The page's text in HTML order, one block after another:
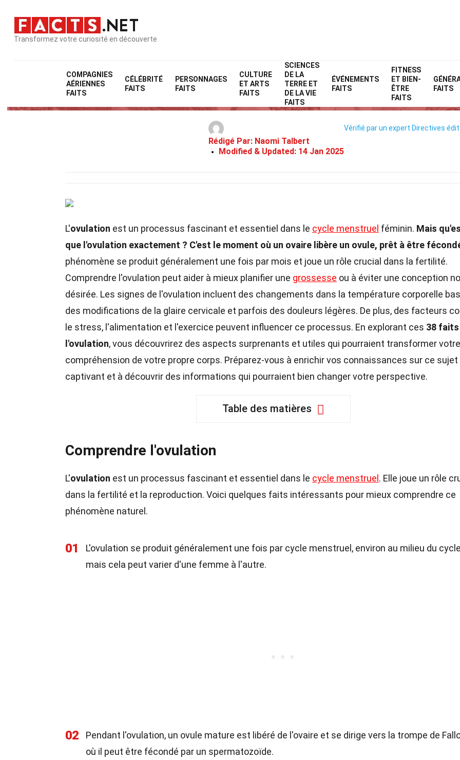
Transformez votre curiosité en découverte
COMPAGNIES
AÉRIENNES
FAITS
CÉLÉBRITÉ
FAITS
PERSONNAGES
FAITS
CULTURE
ET ARTS
FAITS
SCIENCES
DE LA
TERRE ET
DE LA VIE
FAITS
ÉVÉNEMENTS
FAITS
FITNESS
ET BIEN-
ÊTRE
FAITS
FAITS
Home
38 Faits Sur Ovulation
Rédigé Par: Naomi Talbert
Modified & Updated: 14 Jan 2025
Vérifié par un expert Directives
L'ovulation est un processus fascinant et essentiel dans le cycle menstruel féminin. Mais
que l'ovulation exactement ? C'est le moment où un ovaire libère un ovule, prêt à être
phénomène se produit généralement une fois par mois et joue un rôle crucial dans la fertilité.
Comprendre l'ovulation peut aider à mieux planifier une grossesse ou à éviter une conception
désirée. Les signes de l'ovulation incluent des changements dans la température corporelle
des modifications de la glaire cervicale et parfois des douleurs légères. De plus, des facteurs
le stress, l'alimentation et l'exercice peuvent influencer ce processus. En explorant ces 38
l'ovulation, vous découvrirez des aspects surprenants et utiles qui pourraient transformer votre
compréhension de votre propre corps. Préparez-vous à enrichir vos connaissances sur ce sujet
captivant et à découvrir des informations qui pourraient bien changer votre perspective.
Table des matières
Comprendre l'ovulation
L'ovulation est un processus fascinant et essentiel dans le cycle menstruel . Elle joue un rôle
dans la fertilité et la reproduction. Voici quelques faits intéressants pour mieux comprendre ce
phénomène naturel.
01
L'ovulation se produit généralement une fois par cycle menstruel, environ au milieu du
mais cela peut varier d'une femme à l'autre.
02
Pendant l'ovulation, un ovule mature est libéré de l'ovaire et se dirige vers la trompe de
où il peut être fécondé par un spermatozoïde.